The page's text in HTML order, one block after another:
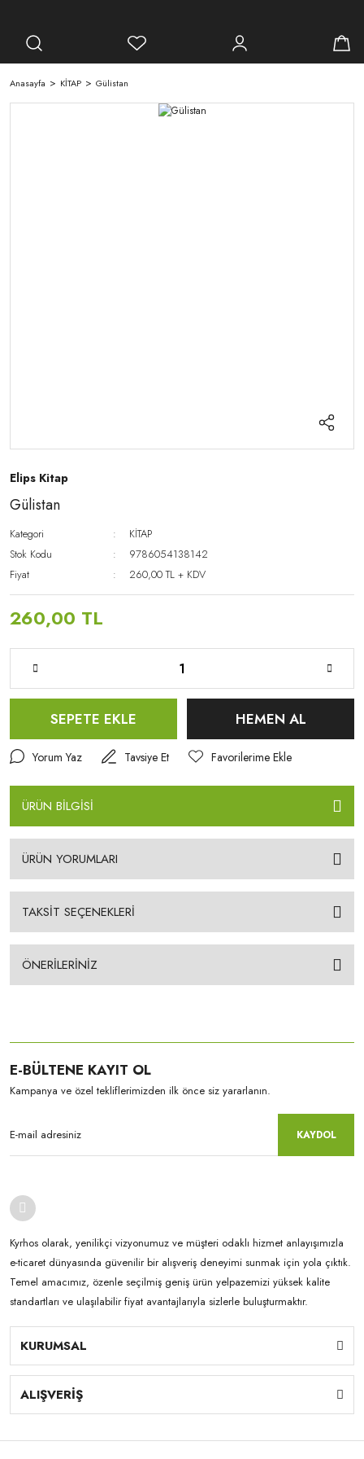
Anasayfa KİTAP Gülistan
Elips Kitap
Gülistan
Kategori
KİTAP
Stok Kodu
9786054138142
Fiyat
260,00 TL + KDV
260,00 TL
SEPETE EKLE HEMEN AL
Yorum Yaz Tavsiye Et
ÜRÜN BİLGİSİ
ÜRÜN YORUMLARI
TAKSİT SEÇENEKLERİ
ÖNERİLERİNİZ
E-BÜLTENE KAYIT OL
Kampanya ve özel tekliflerimizden ilk önce siz yararlanın.
KAYDOL
Kyrhos olarak, yenilikçi vizyonumuz ve müşteri odaklı hizmet anlayışımızla
e-ticaret dünyasında güvenilir bir alışveriş deneyimi sunmak için yola çıktık.
Temel amacımız, özenle seçilmiş geniş ürün yelpazemizi yüksek kalite
standartları ve ulaşılabilir fiyat avantajlarıyla sizlerle buluşturmaktır.
KURUMSAL
ALIŞVERİŞ